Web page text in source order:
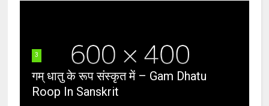
3
गम् धातु के रूप संस्कृत में – Gam Dhatu
Roop In Sanskrit